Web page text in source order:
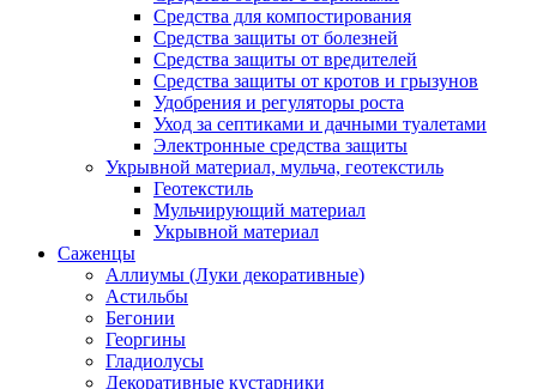
Средства для компостирования
Средства защиты от болезней
Средства защиты от вредителей
Средства защиты от кротов и грызунов
Удобрения и регуляторы роста
Уход за септиками и дачными туалетами
Электронные средства защиты
Укрывной материал, мульча, геотекстиль
Геотекстиль
Мульчирующий материал
Укрывной материал
Саженцы
Аллиумы (Луки декоративные)
Астильбы
Бегонии
Георгины
Гладиолусы
Декоративные кустарники